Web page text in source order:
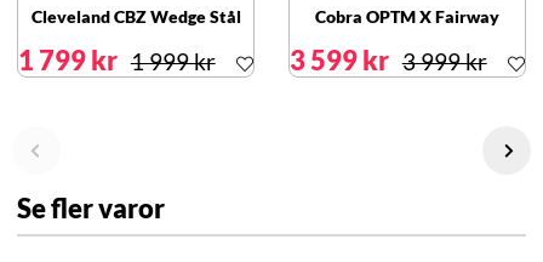
Cleveland CBZ Wedge Stål
1 799 kr 1 999 kr
Cobra OPTM X Fairway
3 599 kr 3 999 kr
Se fler varor